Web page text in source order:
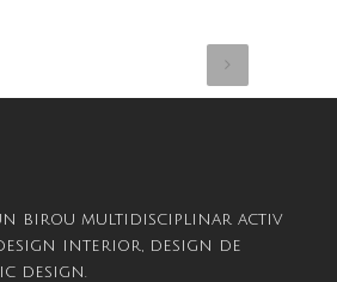
birou multidisciplinar activ
interior, design de
design.